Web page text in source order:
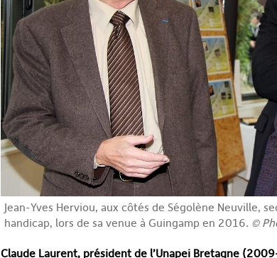
Jean-Yves Herviou, aux côtés de Ségolène Neuville,
handicap, lors de sa venue à Guingamp en 2016. ©
Claude Laurent, président de l’Unapei Bretagne